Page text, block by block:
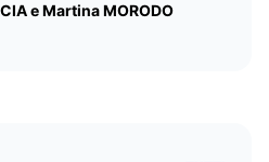
e Martina MORODO